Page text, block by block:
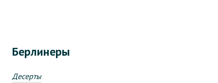
Берлинеры
Десерты